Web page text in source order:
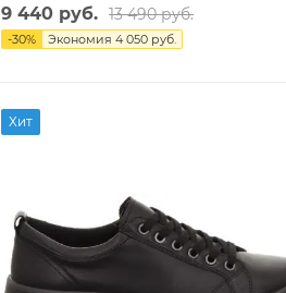
9 440 руб. 13 490 руб.
-30% Экономия 4 050 руб.
Хит